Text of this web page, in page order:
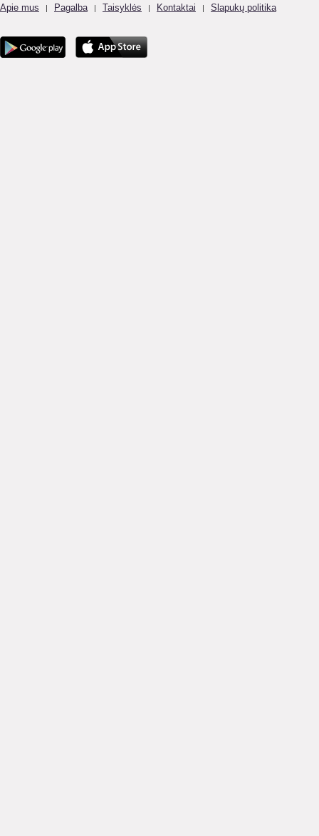
Apie mus | Pagalba | Taisyklės | Kontaktai | Slapukų politika